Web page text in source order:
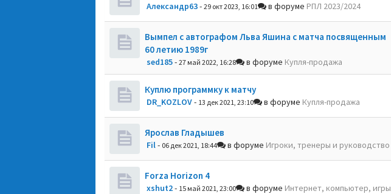
Александр63- 29 окт 2023, 16:01 в форуме РПЛ 2023/2024
Вымпел с автографом Льва Яшина с матча посвященным
60 летию 1989г
sed185- 27 май 2022, 16:28 в форуме Купля-продажа
Куплю программку к матчу
DR_KOZLOV- 13 дек 2021, 23:10 в форуме Купля-продажа
Ярослав Гладышев
Fil- 06 дек 2021, 18:44 в форуме Игроки, тренеры и руководство
Forza Horizon 4
xshut2- 15 май 2021, 23:00 в форуме Интернет, компьютер, игры